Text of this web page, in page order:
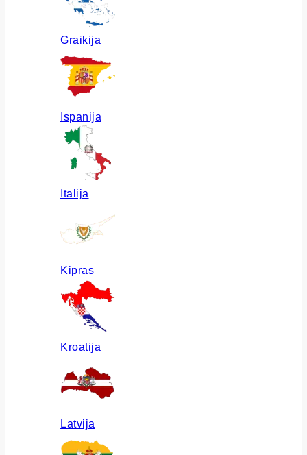
Graikija
Ispanija
Italija
Kipras
Kroatija
Latvija